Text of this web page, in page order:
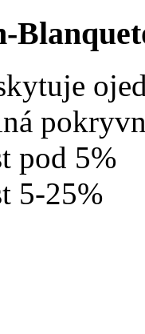
pod 5%
5-25%